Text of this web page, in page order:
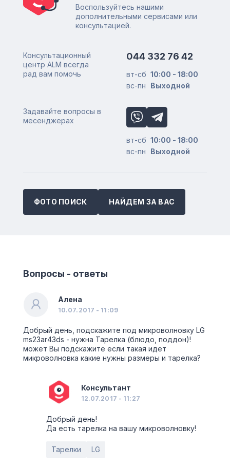
Воспользуйтесь нашими
дополнительными сервисами или
консультацией.
Консультационный
центр ALM всегда
рад вам помочь
044 332 76 42
вт-сб 10:00 - 18:00
вс-пн
Выходной
Задавайте вопросы в
месенджерах
вт-сб 10:00 - 18:00
вс-пн
Выходной
ФОТО ПОИСК НАЙДЕМ ЗА ВАС
Вопросы - ответы
Алена
10.07.2017 - 11:09
Добрый день, подскажите под микроволновку LG
ms23ar43ds - нужна Тарелка (блюдо, поддон)!
может Вы подскажите если такая идет
микроволновка какие нужны размеры и тарелка?
Консультант
12.07.2017 - 11:27
Добрый день!
Да есть тарелка на вашу микроволновку!
Тарелки LG